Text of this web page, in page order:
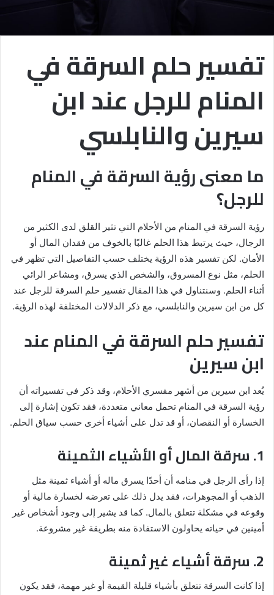
تفسير حلم السرقة في
المنام للرجل عند ابن
سيرين والنابلسي
ما معنى رؤية السرقة في المنام
للرجل؟
رؤية السرقة في المنام من الأحلام التي تثير القلق لدى الكثير من
الرجال، حيث يرتبط هذا الحلم غالبًا بالخوف من فقدان المال أو
الأمان. لكن تفسير هذه الرؤية يختلف حسب التفاصيل التي تظهر في
الحلم، مثل نوع المسروق، والشخص الذي يسرق، ومشاعر الرائي
أثناء الحلم. وسنتناول في هذا المقال تفسير حلم السرقة للرجل عند
كل من ابن سيرين والنابلسي، مع ذكر الدلالات المختلفة لهذه الرؤية.
تفسير حلم السرقة في المنام عند
ابن سيرين
يُعد ابن سيرين من أشهر مفسري الأحلام، وقد ذكر في تفسيراته أن
رؤية السرقة في المنام تحمل معاني متعددة، فقد تكون إشارة إلى
الخسارة أو النقصان، أو قد تدل على أشياء أخرى حسب سياق الحلم.
1. سرقة المال أو الأشياء الثمينة
إذا رأى الرجل في منامه أن أحدًا يسرق ماله أو أشياء ثمينة مثل
الذهب أو المجوهرات، فقد يدل ذلك على تعرضه لخسارة مالية أو
وقوعه في مشكلة تتعلق بالمال. كما قد يشير إلى وجود أشخاص غير
أمينين في حياته يحاولون الاستفادة منه بطريقة غير مشروعة.
2. سرقة أشياء غير ثمينة
إذا كانت السرقة تتعلق بأشياء قليلة القيمة أو غير مهمة، فقد يكون